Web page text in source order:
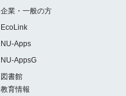
企業・一般の方
EcoLink
NU-Apps
NU-AppsG
図書館
教育情報